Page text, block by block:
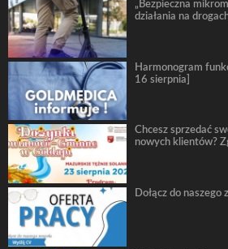
„Bezpieczna
działania na
Harmonogram
16 sierpnia]
Chcesz sprzedać
nowych klientów?
Dołącz do naszego